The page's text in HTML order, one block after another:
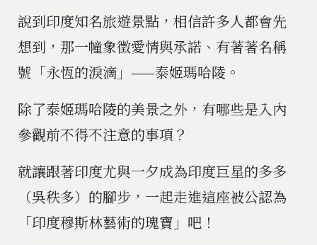
說到印度知名旅遊景點，相信許多人都會先
想到，那一幢象徵愛情與承諾、有著著名稱
號「永恆的淚滴」——泰姬瑪哈陵。
除了泰姬瑪哈陵的美景之外，有哪些是入內
參觀前不得不注意的事項？
就讓跟著印度尤與一夕成為印度巨星的多多
（吳秩多）的腳步，一起走進這座被公認為
「印度穆斯林藝術的瑰寶」吧！